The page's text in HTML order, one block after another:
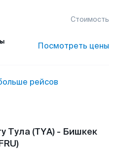
Стоимость
Посмотреть цены
рейсов
Тула (TYA) - Бишкек